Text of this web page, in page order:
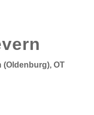
(Oldenburg), OT